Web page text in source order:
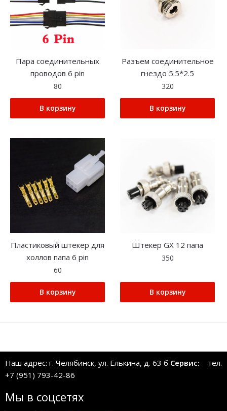
Пара соединительных
проводов 6 pin
80
В корзину
Разъем соединительное
гнездо 5.5*2.5
320
В корзину
Пластиковый штекер для
холлов папа 6 pin
60
В корзину
Штекер GX 12 папа
350
В корзину
Наш адрес: г. Челябинск, ул. Елькина, д. 63 б Сервис: тел.
+7 (951) 793-42-86
Мы в соцсетях